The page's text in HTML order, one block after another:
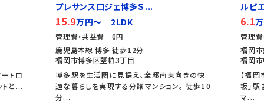
トロ
トと...
プレサンスロジェ博多Ｓ...
15.9万円～ 2LDK
管理費・共益費 0円
鹿児島本線 博多 徒歩12分
福岡市博多区堅粕3丁目
博多駅を生活圏に見据え、全邸南東向きの快
適な暮らしを実現する分譲マンション。 徒歩10
分...
ルピ
6.1
管理
福岡
福岡
【福
坂」
マ...